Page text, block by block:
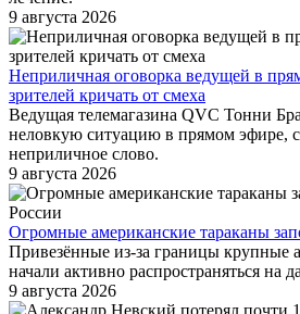
9 августа 2026
Неприличная оговорка ведущей в
зрителей кричать от смеха
Ведущая телемагазина QVC Тонни
неловкую ситуацию в прямом эфире,
неприличное слово.
9 августа 2026
Огромные американские тараканы
Привезённые из-за границы крупные
начали активно распространяться на
9 августа 2026